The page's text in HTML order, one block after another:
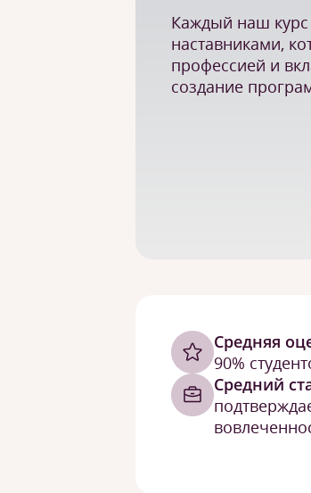
Каждый наш курс
наставниками,
профессией и
создание
Cредняя
90%
Средний